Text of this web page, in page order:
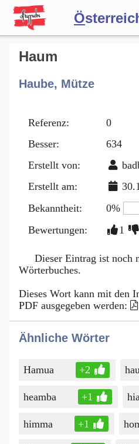
Ö
Wörterbuch
Forum
Blog
Haum
Haube, Mütze
Referenz:
0
Besser:
634
Erstellt von:
Erstellt am:
Bekanntheit:
0%
Bewertungen:
1
Dieser Eintrag ist noch
Wörterbuches.
Dieses Wort kann mit den
PDF ausgegeben werden:
Ähnliche Wörter
Hamua +2
heamba +1
himma +1